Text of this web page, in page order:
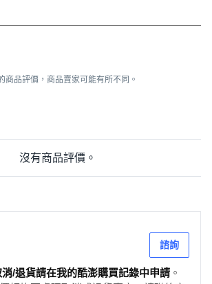
商品評價，商品賣家可能有所不同。
沒有商品評價。
諮詢
消/退貨請在我的酷澎購買記錄中申請 。